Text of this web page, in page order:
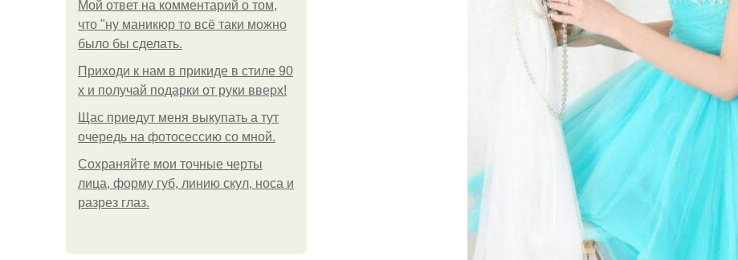
Мой ответ на комментарий о том,
что "ну маникюр то всё таки можно
было бы сделать.
Приходи к нам в прикиде в стиле 90
х и получай подарки от руки вверх!
Щас приедут меня выкупать а тут
очередь на фотосессию со мной.
Сохраняйте мои точные черты
лица, форму губ, линию скул, носа и
разрез глаз.